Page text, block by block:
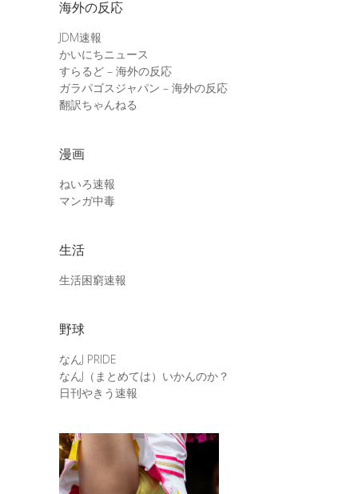
海外の反応
JDM速報
かいにちニュース
すらるど – 海外の反応
ガラパゴスジャパン – 海外の反応
翻訳ちゃんねる
漫画
ねいろ速報
マンガ中毒
生活
生活困窮速報
野球
なんJ PRIDE
なんJ（まとめては）いかんのか？
日刊やきう速報